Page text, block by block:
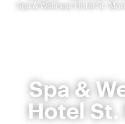
Spa & Wellness Hotel St.
Spa &
Hotel